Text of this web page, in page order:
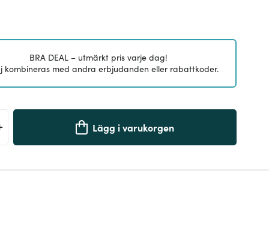
BRA DEAL – utmärkt pris varje dag!
kombineras med andra erbjudanden eller rabattkoder.
Lägg i varukorgen